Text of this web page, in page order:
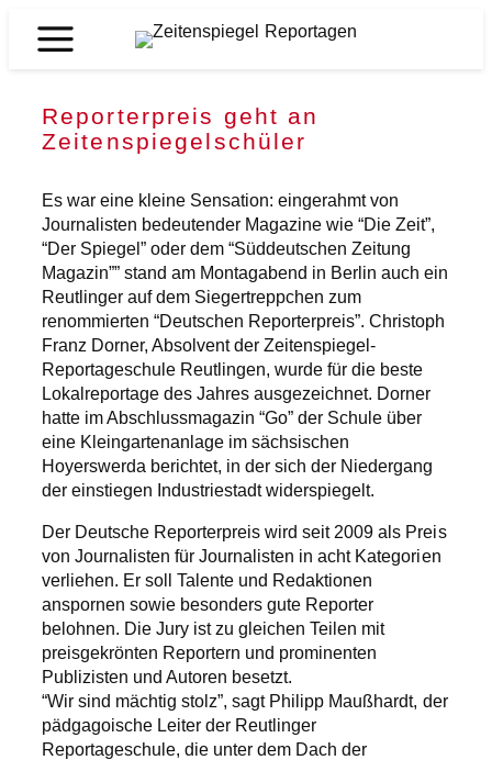
Inhalt
Zeitenspiegel
Reporterpreis geht an
Zeitenspiegelschüler
Es war eine kleine Sensation: eingerahmt von
Journalisten bedeutender Magazine wie “Die Zeit”,
“Der Spiegel” oder dem “Süddeutschen Zeitung
Magazin”” stand am Montagabend in Berlin auch ein
Reutlinger auf dem Siegertreppchen zum
renommierten “Deutschen Reporterpreis”. Christoph
Franz Dorner, Absolvent der Zeitenspiegel-
Reportageschule Reutlingen, wurde für die beste
Lokalreportage des Jahres ausgezeichnet. Dorner
hatte im Abschlussmagazin “Go” der Schule über
eine Kleingartenanlage im sächsischen
Hoyerswerda berichtet, in der sich der Niedergang
der einstiegen Industriestadt widerspiegelt.
Der Deutsche Reporterpreis wird seit 2009 als Preis
von Journalisten für Journalisten in acht Kategorien
verliehen. Er soll Talente und Redaktionen
anspornen sowie besonders gute Reporter
belohnen. Die Jury ist zu gleichen Teilen mit
preisgekrönten Reportern und prominenten
Publizisten und Autoren besetzt.
“Wir sind mächtig stolz”, sagt Philipp Maußhardt, der
pädgagoische Leiter der Reutlinger
Reportageschule, die unter dem Dach der